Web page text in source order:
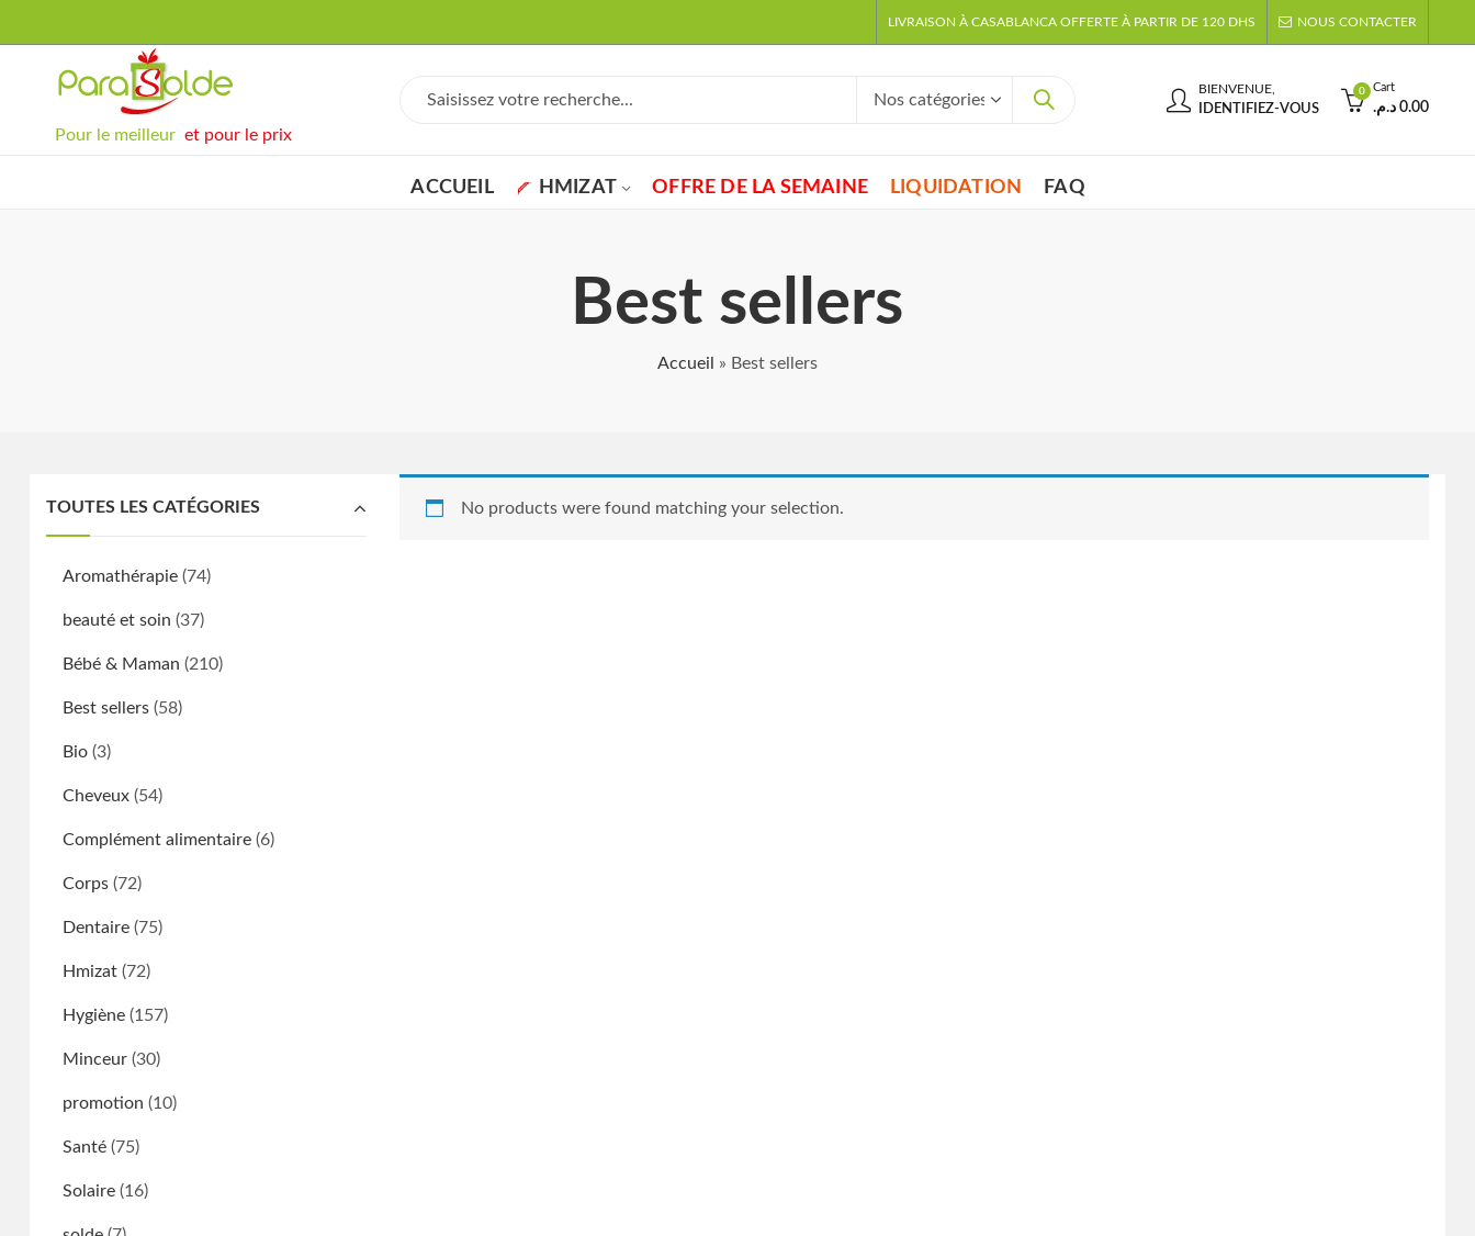
LIVRAISON À CASABLANCA OFFERTE À PARTIR DE 120 DHS NOUS CONTACTER
Pour le meilleur et pour le prix
BIENVENUE,
IDENTIFIEZ-VOUS
0 Cart
0.00 د.م.
ACCUEIL HMIZAT OFFRE DE LA SEMAINE LIQUIDATION FAQ
Best sellers
Accueil » Best sellers
No products were found matching your selection.
TOUTES LES CATÉGORIES
Aromathérapie (74)
beauté et soin (37)
Bébé & Maman (210)
Best sellers (58)
Bio (3)
Cheveux (54)
Complément alimentaire (6)
Corps (72)
Dentaire (75)
Hmizat (72)
Hygiène (157)
Minceur (30)
promotion (10)
Santé (75)
Solaire (16)